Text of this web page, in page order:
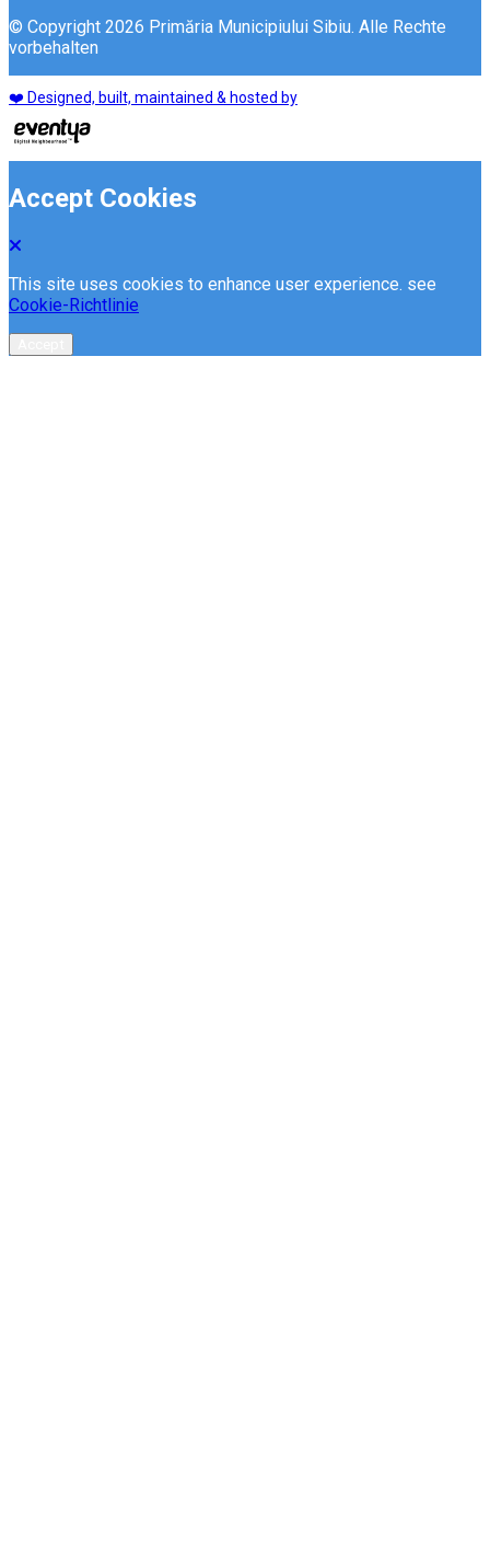
© Copyright 2026 Primăria Municipiului Sibiu. Alle Rechte
vorbehalten
❤️ Designed, built, maintained & hosted by
Accept Cookies
This site uses cookies to enhance user experience. see
Cookie-Richtlinie